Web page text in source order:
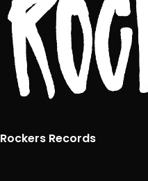
Rockers Records